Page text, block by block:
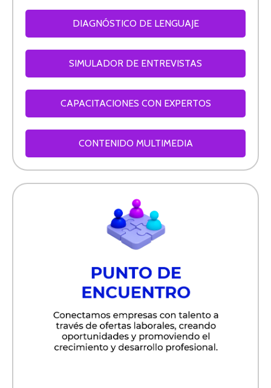
DIAGNÓSTICO DE LENGUAJE
SIMULADOR DE ENTREVISTAS
CAPACITACIONES CON EXPERTOS
CONTENIDO MULTIMEDIA